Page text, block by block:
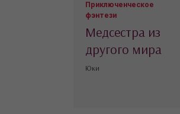
Приключенческое
фэнтези
Медсестра из
другого мира
Юки
Сайт может содержать материалы,
не предназначенные для просмотра